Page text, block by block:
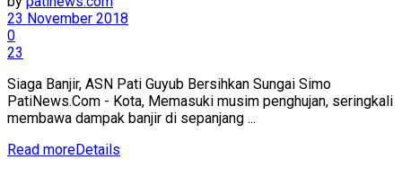
23 November 2018
0
23
Siaga Banjir, ASN Pati Guyub Bersihkan Sungai Simo
PatiNews.Com - Kota, Memasuki musim penghujan, seringkali
membawa dampak banjir di sepanjang ...
Read moreDetails